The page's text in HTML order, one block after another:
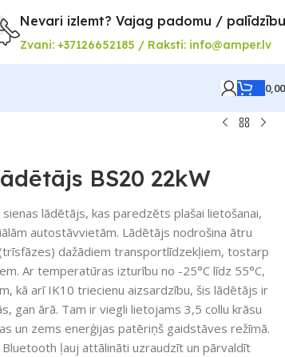
Nevari izlemt? Vajag padomu /
Zvani: +37126652185 / Raksti: info@amper.lv
BS20 22kW
lādētājs, kas paredzēts plašai lietošanai,
autostāvvietām. Lādētājs nodrošina ātru
dažādiem transportlīdzekļiem, tostarp
Ar temperatūras izturību no -25°C līdz 55°C,
kā arī IK10 triecienu aizsardzību, šis lādētājs ir
gan ārā. Tam ir viegli lietojams 3,5 collu krāsu
un zems enerģijas patēriņš gaidstāves režīmā.
ļauj attālināti uzraudzīt un pārvaldīt